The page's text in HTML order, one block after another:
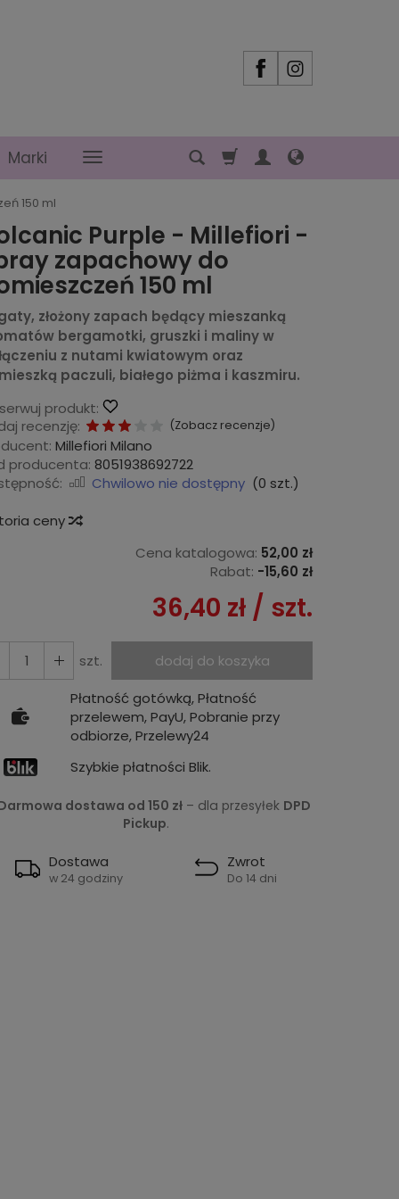
Marki
150 ml
Purple - Millefiori -
zapachowy do
150 ml
złożony zapach będący mieszanką
bergamotki, gruszki i maliny w
z nutami kwiatowym oraz
paczuli, białego piżma i kaszmiru.
produkt:
recenzję:
(Zobacz recenzje)
Millefiori Milano
producenta: 8051938692722
Chwilowo nie dostępny (0 szt.)
ceny
Cena katalogowa: 52,00 zł
Rabat: -15,60 zł
36,40 zł / szt.
szt.
dodaj do koszyka
Płatność gotówką, Płatność
przelewem, PayU, Pobranie przy
odbiorze, Przelewy24
Szybkie płatności Blik.
dostawa od 150 zł – dla przesyłek DPD
Pickup.
Dostawa
w 24 godziny
Zwrot
Do 14 dni